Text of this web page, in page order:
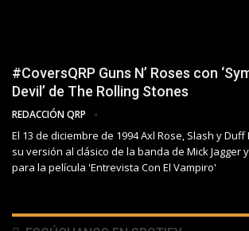
#CoversQRP Guns N’ Roses con
Devil’ de The Rolling Stones
REDACCIÓN QRP
El 13 de diciembre de 1994 Axl Rose, Slash y
su versión al clásico de la banda de Mick Jagger
para la película 'Entrevista Con El Vampiro'